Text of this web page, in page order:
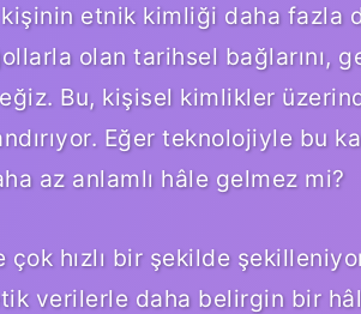
etnik kimliği daha
olan tarihsel
Bu, kişisel kimlikler
Eğer teknolojiyle bu
az anlamlı hâle gelmez mi?
çok hızlı bir şekilde
verilerle daha belirgin bir